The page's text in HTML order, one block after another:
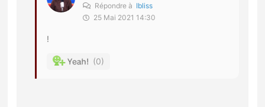
Répondre à Ibliss
25 Mai 2021 14:30
!
0